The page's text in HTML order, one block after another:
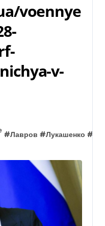
voennye
v-
#Лавров #Лукашенко #